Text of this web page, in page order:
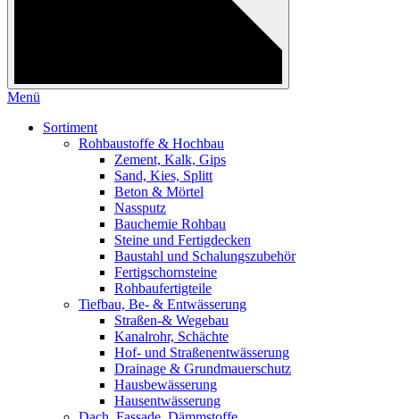
Menü
Sortiment
Rohbaustoffe & Hochbau
Zement, Kalk, Gips
Sand, Kies, Splitt
Beton & Mörtel
Nassputz
Bauchemie Rohbau
Steine und Fertigdecken
Baustahl und Schalungszubehör
Fertigschornsteine
Rohbaufertigteile
Tiefbau, Be- & Entwässerung
Straßen-& Wegebau
Kanalrohr, Schächte
Hof- und Straßenentwässerung
Drainage & Grundmauerschutz
Hausbewässerung
Hausentwässerung